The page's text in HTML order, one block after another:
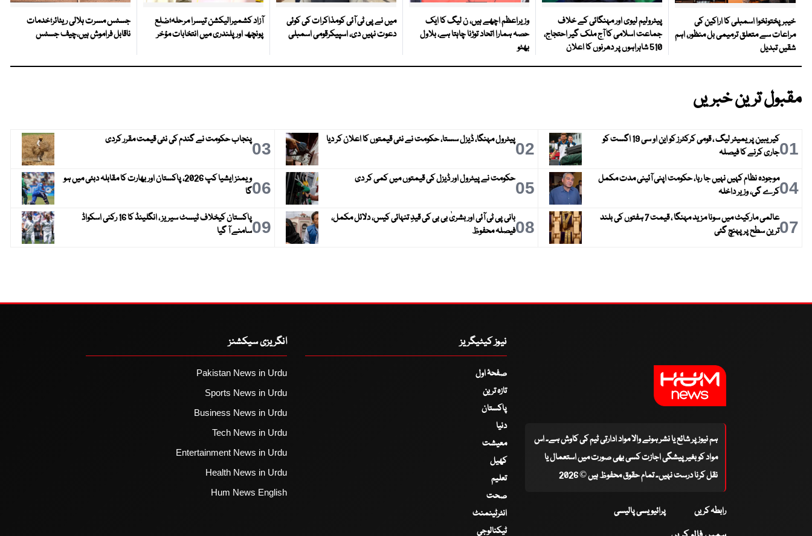
خیبرپختونخوا اسمبلی کا اراکین کی
مراعات سے متعلق ترمیمی بل منظور، اہم
شقیں تبدیل
پیٹرولیم لیوی اور مہنگائی کے خلاف
جماعت اسلامی کا آج ملک گیر احتجاج،
510 شاہراہوں پر دھرنوں کا اعلان
وزیراعظم اچھے ہیں، ن لیگ کا ایک
حصہ ہمارا اتحاد توڑنا چاہتا ہے، بلاول
بھٹو
میں نے پی ٹی آئی کومذاکرات کی کوئی
دعوت نہیں دی، اسپیکرقومی اسمبلی
آزاد کشمیرالیکشن تیسرا مرحلہ؛ضلع
پونچھ اور پلندری میں انتخابات مؤخر
جسٹس مسرت ہلالی ریٹائر؛خدمات
ناقابل فراموش ہیں،چیف جسٹس
مقبول ترین خبریں
01
کیریبین پریمیئر لیگ ، قومی کرکٹرز کو این او سی 19 اگست کو
جاری کرنے کا فیصلہ
02پیٹرول مہنگا، ڈیزل سستا، حکومت نے نئی قیمتوں کا اعلان کر دیا 03پنجاب حکومت نے گندم کی نئی قیمت مقرر کردی
04موجودہ نظام کہیں نہیں جا رہا، حکومت اپنی آئینی مدت مکمل
کرے گی، وزیر داخلہ
05حکومت نے پیٹرول اور ڈیزل کی قیمتوں میں کمی کر دی 06
ویمنز ایشیا کپ 2026، پاکستان اور بھارت کا مقابلہ دبئی میں ہو
گا
07
عالمی مارکیٹ میں سونا مزید مہنگا ، قیمت 7 ہفتوں کی بلند
ترین سطح پر پہنچ گئی
08بانی پی ٹی آئی اور بشریٰ بی بی کی قیدِ تنہائی کیس، دلائل مکمل،
فیصلہ محفوظ
09
پاکستان کیخلاف ٹیسٹ سیریز ، انگلینڈ کا 16 رکنی اسکواڈ
سامنے آ گیا
ہم نیوز پر شائع یا نشر ہونے والا مواد ادارتی ٹیم کی کاوش ہے۔ اس
مواد کو بغیر پیشگی اجازت کسی بھی صورت میں استعمال یا
نقل کرنا درست نہیں۔ تمام حقوق محفوظ ہیں © 2026
رابطہ کریں پرائیویسی پالیسی
نیوز کیٹیگریز
صفحۂ اول
تازہ ترین
پاکستان
دنیا
معیشت
کھیل
تعلیم
صحت
انٹرٹینمنٹ
ٹیکنالوجی
انگریزی سیکشنز
Pakistan News in Urdu
Sports News in Urdu
Business News in Urdu
Tech News in Urdu
Entertainment News in Urdu
Health News in Urdu
Hum News English